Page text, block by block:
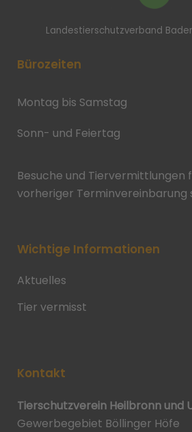
Landestierschutzverband
Bürozeiten
Montag bis Samstag
Sonn- und Feiertag
Besuche und Tiervermittlungen
vorheriger Terminvereinbarung
Wichtige Informationen
Aktuelles
Tier vermisst
Kontakt
Tierschutzverein Heilbronn und
Gewerbegebiet Böllinger Höfe